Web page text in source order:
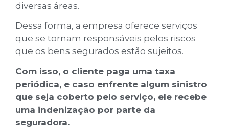
diversas áreas.
Dessa forma, a empresa oferece serviços
que se tornam responsáveis pelos riscos
que os bens segurados estão sujeitos.
Com isso, o cliente paga uma taxa
periódica, e caso enfrente algum sinistro
que seja coberto pelo serviço, ele recebe
uma indenização por parte da
seguradora.